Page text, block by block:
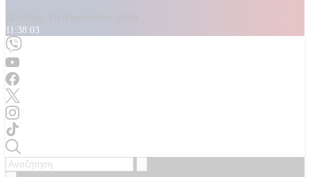
11:38:05